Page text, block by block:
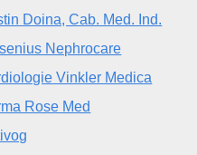
Doina, Cab. Med. Ind.
Nephrocare
Vinkler Medica
Rose Med